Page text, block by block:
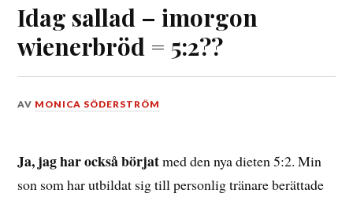
Idag sallad – imorgon
wienerbröd = 5:2??
DEN
2013
AV MONICA SÖDERSTRÖM
Ja, jag har också börjatmed den nya dieten 5:2. Min
son som har utbildat sig till personlig tränare berättade